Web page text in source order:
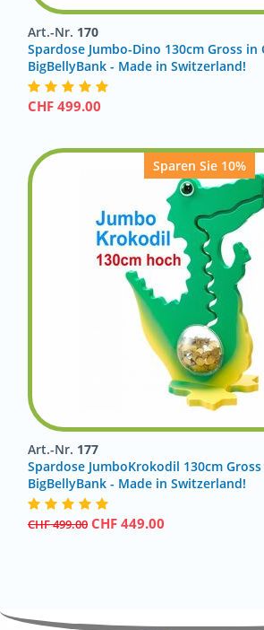
Art.-Nr. 170
Spardose Jumbo-Dino 130cm Gross in
BigBellyBank - Made in Switzerland!
CHF 499.00
Sparen Sie 10%
Art.-Nr. 177
Spardose JumboKrokodil 130cm
BigBellyBank - Made in Switzerland!
CHF499.00 CHF 449.00